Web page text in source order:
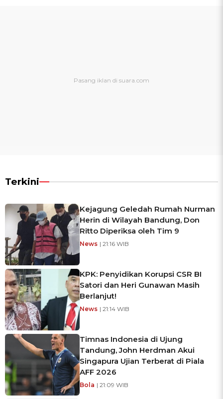
Terkini
Kejagung Geledah Rumah Nurman
Herin di Wilayah Bandung, Don
Ritto Diperiksa oleh Tim 9
News | 21:16 WIB
KPK: Penyidikan Korupsi CSR BI
Satori dan Heri Gunawan Masih
Berlanjut!
News | 21:14 WIB
Timnas Indonesia di Ujung
Tandung, John Herdman Akui
Singapura Ujian Terberat di Piala
AFF 2026
Bola | 21:09 WIB